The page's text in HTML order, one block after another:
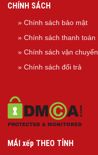
CHÍNH SÁCH
» Chính sách bảo mật
» Chính sách thanh toán
» Chính sách vận chuyển
» Chính sách đổi trả
MÁI xếp THEO TỈNH